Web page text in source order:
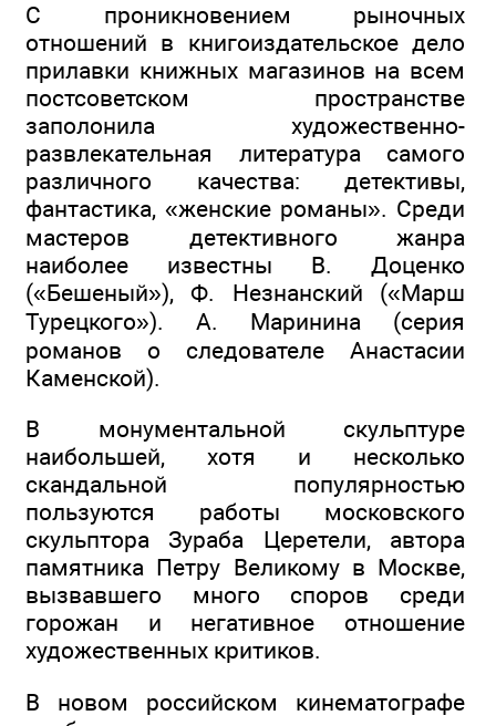
С проникновением рыночных
отношений в книгоиздательское дело
прилавки книжных магазинов на всем
постсоветском пространстве
заполонила художественно-
развлекательная литература самого
различного качества: детективы,
фантастика, «женские романы». Среди
мастеров детективного жанра
наиболее известны В. Доценко
(«Бешеный»), Ф. Незнанский («Марш
Турецкого»). А. Маринина (серия
романов о следователе Анастасии
Каменской).
В монументальной скульптуре
наибольшей, хотя и несколько
скандальной популярностью
пользуются работы московского
скульптора Зураба Церетели, автора
памятника Петру Великому в Москве,
вызвавшего много споров среди
горожан и негативное отношение
художественных критиков.
В новом российском кинематографе